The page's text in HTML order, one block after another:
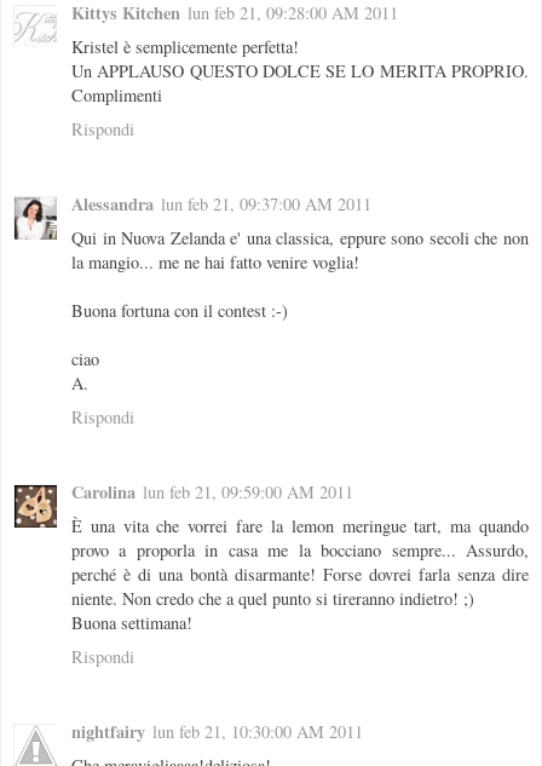
Kittys Kitchen lun feb 21, 09:28:00 AM 2011
Kristel è semplicemente perfetta!
Un APPLAUSO QUESTO DOLCE SE LO MERITA PROPRIO.
Complimenti
Rispondi
Alessandra lun feb 21, 09:37:00 AM 2011
Qui in Nuova Zelanda e' una classica, eppure sono secoli che non
la mangio... me ne hai fatto venire voglia!
Buona fortuna con il contest :-)
ciao
A.
Rispondi
Carolina lun feb 21, 09:59:00 AM 2011
È una vita che vorrei fare la lemon meringue tart, ma quando
provo a proporla in casa me la bocciano sempre... Assurdo,
perché è di una bontà disarmante! Forse dovrei farla senza dire
niente. Non credo che a quel punto si tireranno indietro! ;)
Buona settimana!
Rispondi
nightfairy lun feb 21, 10:30:00 AM 2011